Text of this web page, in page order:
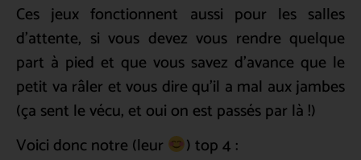
Ces jeux fonctionnent aussi pour les salles
d’attente, si vous devez vous rendre quelque
part à pied et que vous savez d’avance que le
petit va râler et vous dire qu’il a mal aux jambes
(ça sent le vécu, et oui on est passés par là !)
Voici donc notre (leur
) top 4 :